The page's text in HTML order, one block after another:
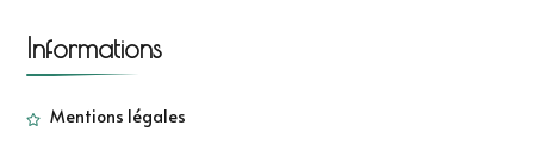
Informations
Mentions légales